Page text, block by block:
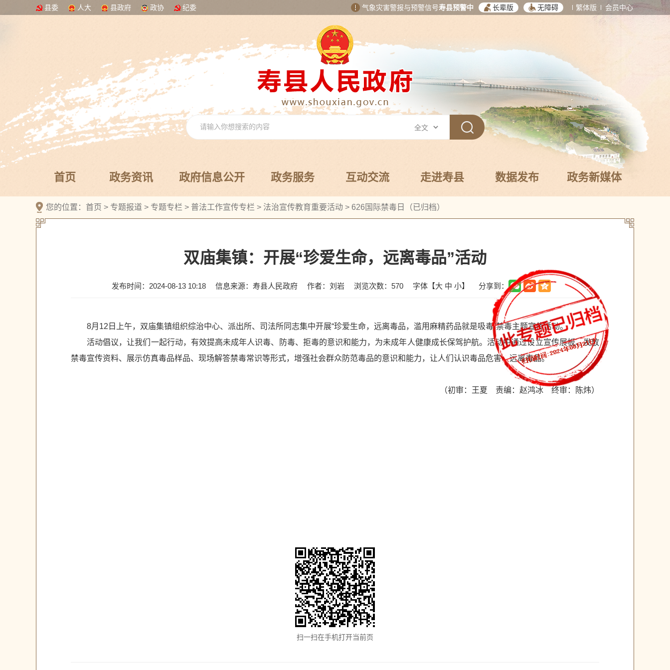
县委 人大 县政府 政协 纪委 气象灾害警报与预警信号寿县预警中 长辈版 无障碍 繁体版 会员中心
首页 政务资讯 政府信息公开 政务服务 互动交流 走进寿县 数据发布 政务新媒体
您的位置： 首页 > 专题报道 > 专题专栏 > 普法工作宣传专栏 > 法治宣传教育重要活动 > 626国际禁毒日（已归档）
双庙集镇：开展“珍爱生命，远离毒品”活动
发布时间：2024-08-13 10:18 信息来源：寿县人民政府 作者：刘岩 浏览次数： 570 字体【大 中 小】 分享到：
8月12日上午，双庙集镇组织综治中心、派出所、司法所同志集中开展“珍爱生命，远离毒品，滥用麻精药品就是吸毒”禁毒主题宣传活动。
活动倡议，让我们一起行动，有效提高未成年人识毒、防毒、拒毒的意识和能力，为未成年人健康成长保驾护航。活动中通过设立宣传展板、发放
禁毒宣传资料、展示仿真毒品样品、现场解答禁毒常识等形式，增强社会群众防范毒品的意识和能力，让人们认识毒品危害、远离毒品。
（初审：王夏 责编：赵鸿冰 终审：陈炜）
扫一扫在手机打开当前页